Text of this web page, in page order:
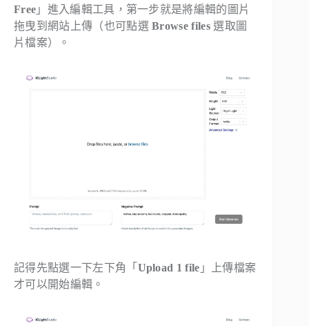
Free 」進入編輯工具，第一步就是將編輯的圖片
拖曳到網站上傳（也可點選Browse files 選取圖
片檔案）。
記得先點選一下左下角「 Upload 1 file 」上傳檔案
才可以開始編輯。